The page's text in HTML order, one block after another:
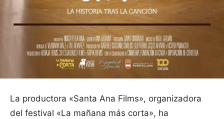
La productora «Santa Ana Films», organizadora
del festival «La mañana más corta», ha